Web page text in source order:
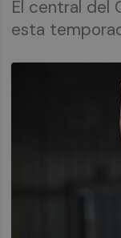
El central del
esta